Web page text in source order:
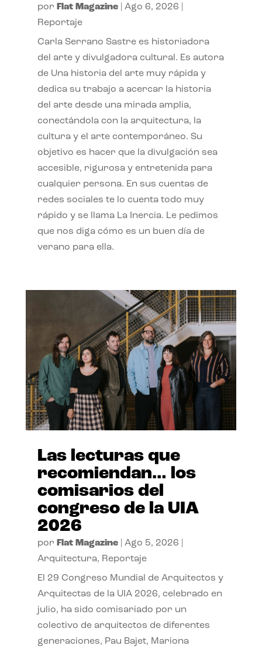
por Flat Magazine| Ago 6, 2026
Reportaje
Carla Serrano Sastre es historiadora
del arte y divulgadora cultural. Es autora
de Una historia del arte muy rápida y
dedica su trabajo a acercar la historia
del arte desde una mirada amplia,
conectándola con la arquitectura, la
cultura y el arte contemporáneo. Su
objetivo es hacer que la divulgación sea
accesible, rigurosa y entretenida para
cualquier persona. En sus cuentas de
redes sociales te lo cuenta todo muy
rápido y se llama La Inercia. Le pedimos
que nos diga cómo es un buen día de
verano para ella.
Las lecturas que
recomiendan… los
comisarios del
congreso de la UIA
2026
por Flat Magazine| Ago 5, 2026
Arquitectura, Reportaje
El 29 Congreso Mundial de Arquitectos y
Arquitectas de la UIA 2026, celebrado en
julio, ha sido comisariado por un
colectivo de arquitectos de diferentes
generaciones, Pau Bajet, Mariona